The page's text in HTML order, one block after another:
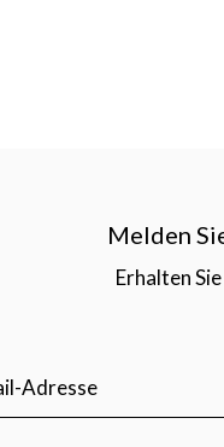
Melden
Erhalten